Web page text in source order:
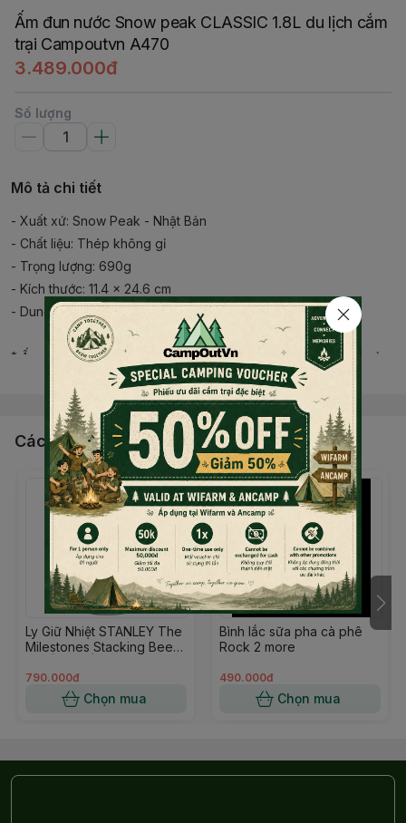
Ấm đun nước Snow peak CLASSIC 1.8L du lịch cắm
trại Campoutvn A470
3.489.000đ
Số lượng
Mô tả chi tiết
- Xuất xứ: Snow Peak - Nhật Bản
- Chất liệu: Thép không gỉ
- Trọng lượng: 690g
- Kích thước: 11.4 × 24.6 cm
- Dung tích: 1.8 lít
* Ấm đun nước Classic 1.8 được làm bằng thép bóng không gỉ,
bền, được thiết kế để đun sôi trực tiếp trên ngọn lửa, tay cầm
chắc chắn, nắp vòi có khóa và móc treo.
Đọc thêm nội dung
Các sản phẩm, dịch vụ khác
Ly Giữ Nhiệt STANLEY The
Milestones Stacking Beer
Hammertone Silver
790.000đ
Chọn mua
Bình lắc sữa pha cà phê
Rock 2 more
490.000đ
Chọn mua